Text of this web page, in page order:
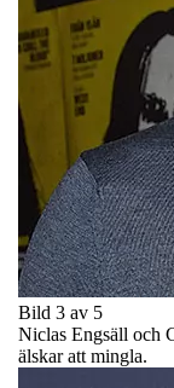
Bild 3 av 5
Niclas Engsäll och
älskar att mingla.